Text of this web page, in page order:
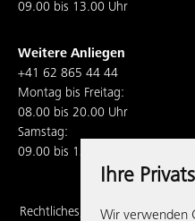
Ihre
Wir verwenden
09.00 bis 13.00 Uhr
Weitere Anliegen
+41 62 865 44 44
Montag bis Freitag:
08.00 bis 20.00 Uhr
Samstag:
09.00 bis 13.00 Uhr
Rechtliches,